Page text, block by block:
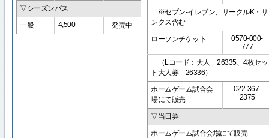
▽シーズンパス
一般
4,500 - 発売中
※セブン-イレブン、サークルK・サ
ンクス含む
ローソンチケット
0570-000-
777
（Lコード：大人 26335、4枚セッ
ト大人券 26336）
ホームゲーム試合会
場にて販売
022-367-
2375
▽当日券
ホームゲーム試合会場にて販売